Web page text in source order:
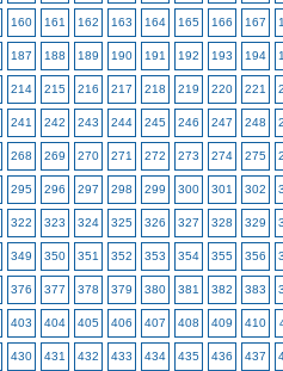
160 161 162 163 164 165 166 167
187 188 189 190 191 192 193 194
214 215 216 217 218 219 220 221
241 242 243 244 245 246 247 248
268 269 270 271 272 273 274 275
295 296 297 298 299 300 301 302
322 323 324 325 326 327 328 329
349 350 351 352 353 354 355 356
376 377 378 379 380 381 382 383
403 404 405 406 407 408 409 410
430 431 432 433 434 435 436 437